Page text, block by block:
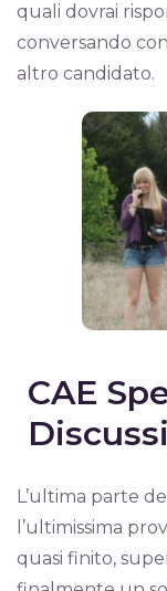
quali dovrai
conversando
altro candidato.
CAE
L’ultima parte
l’ultimissima
quasi finito,